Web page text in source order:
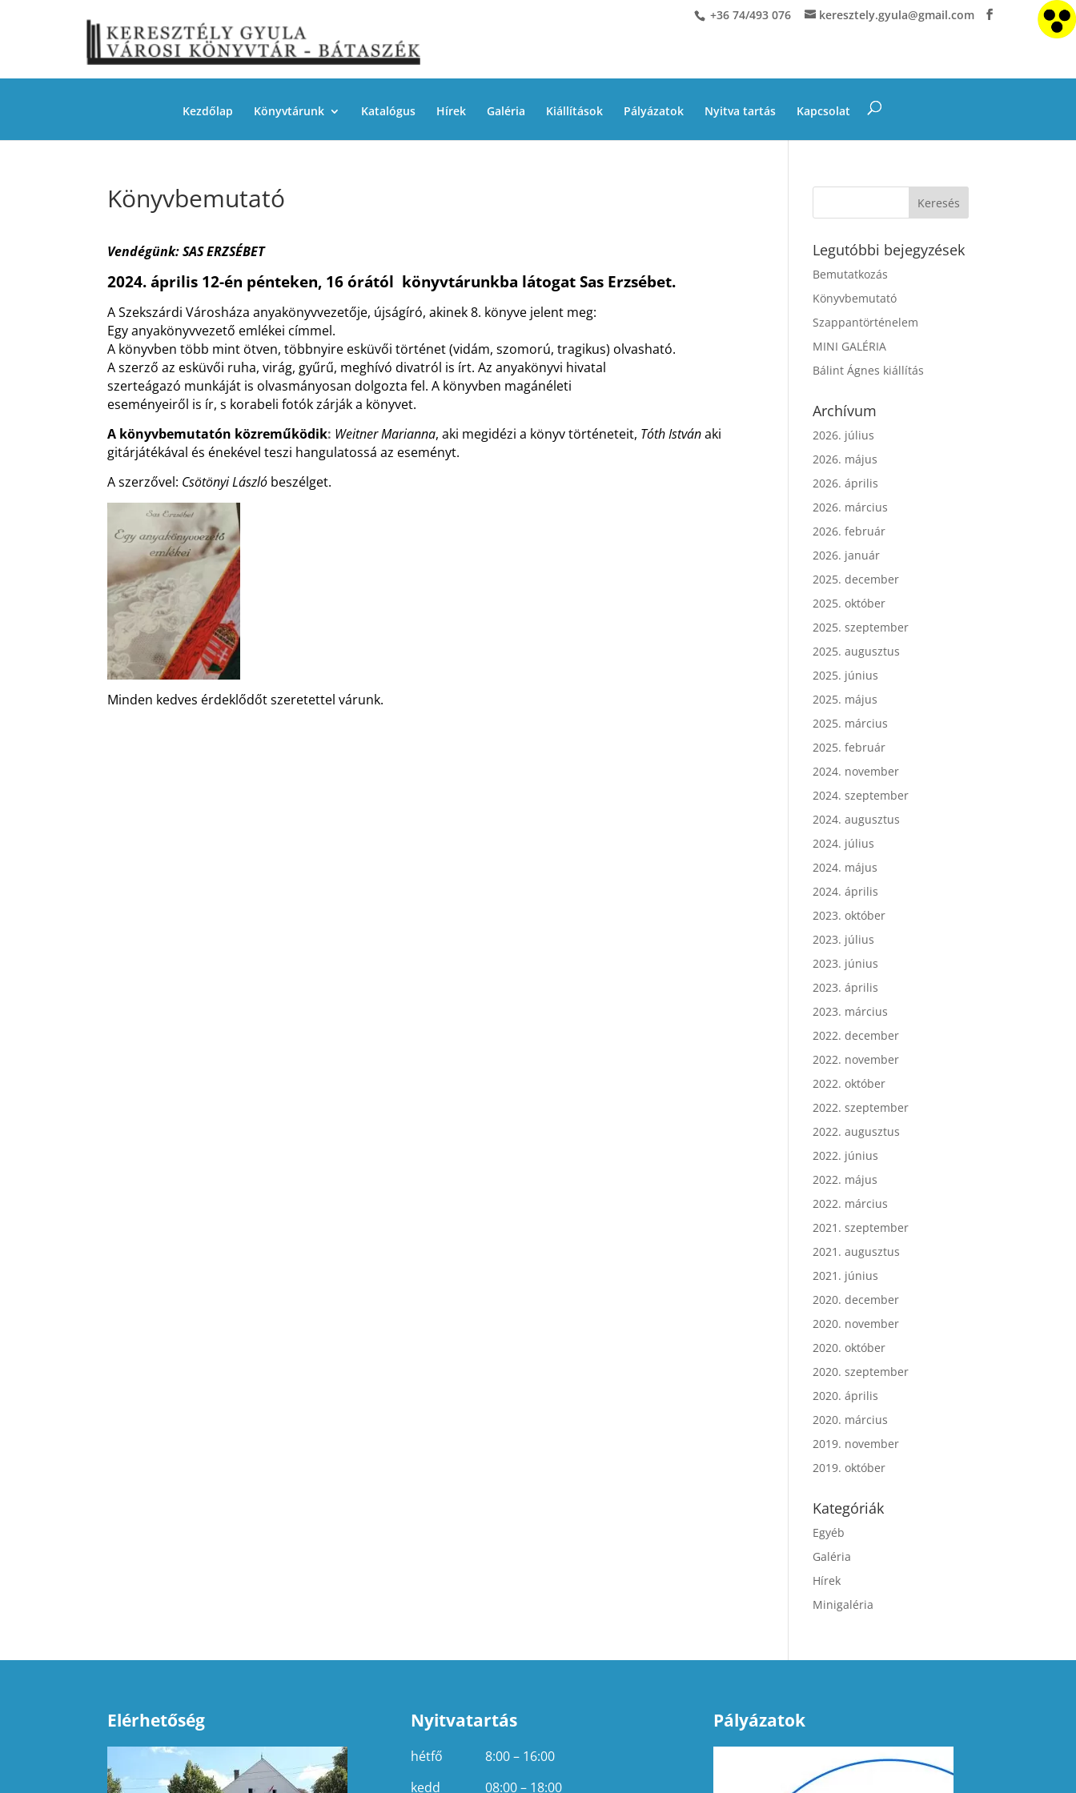
+36 74/493 076 keresztely.gyula@gmail.com
Kezdőlap Könyvtárunk Katalógus Hírek Galéria Kiállítások Pályázatok Nyitva tartás Kapcsolat
Könyvbemutató
Vendégünk: SAS ERZSÉBET
2024. április 12-én pénteken, 16 órától könyvtárunkba látogat Sas Erzsébet.
ASzekszárdi Városházaanyakönyvvezetője, újságíró, akinek 8. könyve jelent meg:
Egy anyakönyvvezető emlékei címmel.
A könyvben több mint ötven, többnyire esküvői történet (vidám, szomorú, tragikus) olvasható.
A szerző az esküvői ruha, virág, gyűrű, meghívó divatról is írt. Az anyakönyvi hivatal
szerteágazó munkáját is olvasmányosan dolgozta fel. A könyvben magánéleti
eseményeiről is ír, s korabeli fotók zárják a könyvet.
A könyvbemutatón közreműködik: Weitner Marianna, aki megidézi a könyv történeteit, Tóth Istvánaki
gitárjátékával és énekével teszi hangulatossá az eseményt.
Aszerzővel: Csötönyi László beszélget.
Minden kedves érdeklődőt szeretettel várunk.
Legutóbbi bejegyzések
Bemutatkozás
Könyvbemutató
Szappantörténelem
MINI GALÉRIA
Bálint Ágnes kiállítás
Archívum
2026. július
2026. május
2026. április
2026. március
2026. február
2026. január
2025. december
2025. október
2025. szeptember
2025. augusztus
2025. június
2025. május
2025. március
2025. február
2024. november
2024. szeptember
2024. augusztus
2024. július
2024. május
2024. április
2023. október
2023. július
2023. június
2023. április
2023. március
2022. december
2022. november
2022. október
2022. szeptember
2022. augusztus
2022. június
2022. május
2022. március
2021. szeptember
2021. augusztus
2021. június
2020. december
2020. november
2020. október
2020. szeptember
2020. április
2020. március
2019. november
2019. október
Kategóriák
Egyéb
Galéria
Hírek
Minigaléria
Elérhetőség Nyitvatartás
hétfő
8:00 – 16:00
kedd
08:00 – 18:00
Pályázatok